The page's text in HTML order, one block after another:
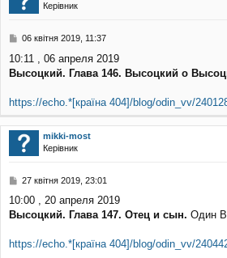
Керівник
П
в
і
о
м
е
н
н
06 квітня 2019, 11:37
10:11 , 06 апреля 2019
Высоцкий. Глава 146. Высоцкий о
https://echo.*[країна 404]/blog/odin_vv/
mikki-most
Керівник
П
в
і
о
м
27 квітня 2019, 23:01
10:00 , 20 апреля 2019
Высоцкий. Глава 147. Отец и сын. Один
https://echo.*[країна 404]/blog/odin_vv/